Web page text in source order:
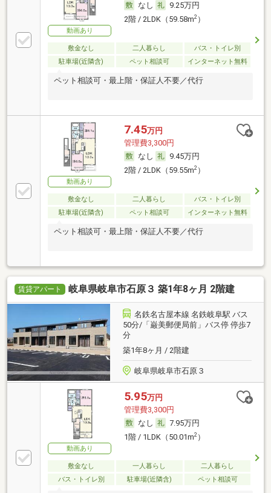
動画あり
なし
9.25万円
2階 / 2LDK（59.58m2）
敷金なし 二人暮らし
バス・トイレ別
駐車場(近隣含)
ペット相談可 インターネット無料
ペット相談可・最上階・保証人不要／代行
動画あり
7.45万円
管理費3,300円
なし
9.45万円
2階 / 2LDK（59.55m2）
敷金なし 二人暮らし
バス・トイレ別
駐車場(近隣含)
ペット相談可 インターネット無料
ペット相談可・最上階・保証人不要／代行
賃貸アパート 岐阜県岐阜市石原３ 築1年8ヶ月 2階建
名鉄名古屋本線 名鉄岐阜駅 バス
50分/「巌美郵便局前」バス停 停歩7
分
築1年8ヶ月 / 2階建
岐阜県岐阜市石原３
動画あり
5.95万円
管理費3,300円
なし
7.95万円
1階 / 1LDK（50.01m2）
敷金なし 一人暮らし
二人暮らし
バス・トイレ別
駐車場(近隣含) ペット相談可